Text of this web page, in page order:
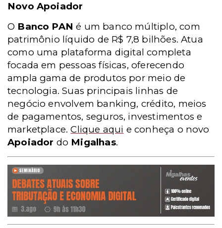
Novo Apoiador
O Banco PAN é um banco múltiplo, com
patrimônio líquido de R$ 7,8 bilhões. Atua
como uma plataforma digital completa
focada em pessoas físicas, oferecendo
ampla gama de produtos por meio de
tecnologia. Suas principais linhas de
negócio envolvem banking, crédito, meios
de pagamentos, seguros, investimentos e
marketplace.Clique aqui e conheça o novo
Apoiador do Migalhas.